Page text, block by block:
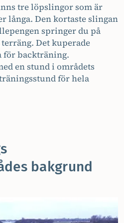
tre löpslingor som är
långa. Den kortaste slingan
springer du på
Det kuperade
för backträning.
en stund i områdets
för hela
bakgrund